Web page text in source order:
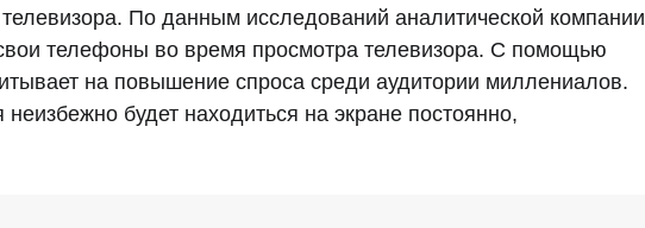
По данным исследований аналитической компании
телефоны во время просмотра телевизора. С помощью
на повышение спроса среди аудитории миллениалов.
будет находиться на экране постоянно,